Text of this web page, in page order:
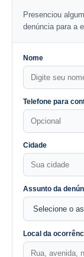
Presenciou
denúncia para a
Nome
Telefone para
Cidade
Assunto da
Local da